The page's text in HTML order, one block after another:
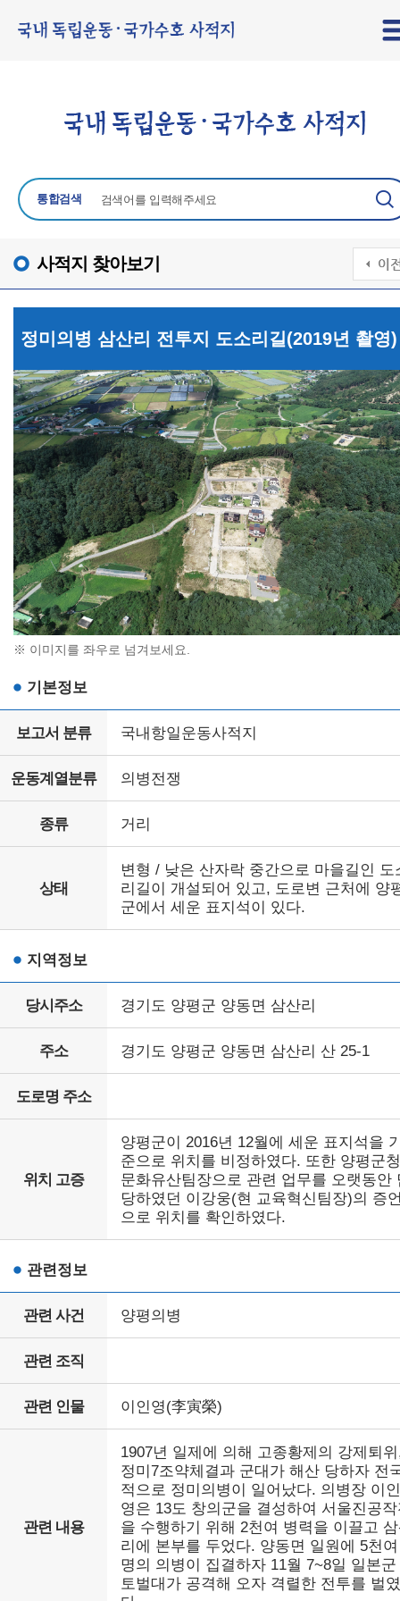
통합검색
사적지 찾아보기
정미의병 삼산리 전투지 도소리길(2019년 촬영)
※ 이미지를 좌우로 넘겨보세요.
기본정보
보고서 분류 국내항일운동사적지
운동계열분류 의병전쟁
종류 거리
상태
변형 / 낮은 산자락 중간으로 마을길인 도
리길이 개설되어 있고, 도로변 근처에 양
군에서 세운 표지석이 있다.
지역정보
당시주소 경기도 양평군 양동면 삼산리
주소 경기도 양평군 양동면 삼산리 산 25-1
도로명 주소
위치 고증
양평군이 2016년 12월에 세운 표지석을
준으로 위치를 비정하였다. 또한 양평군청
문화유산팀장으로 관련 업무를 오랫동안
당하였던 이강웅(현 교육혁신팀장)의 증
으로 위치를 확인하였다.
관련정보
관련 사건 양평의병
관련 조직
관련 인물 이인영(李寅榮)
관련 내용
1907년 일제에 의해 고종황제의 강제퇴
정미7조약체결과 군대가 해산 당하자 전
적으로 정미의병이 일어났다. 의병장 이인
영은 13도 창의군을 결성하여 서울진공
을 수행하기 위해 2천여 병력을 이끌고
리에 본부를 두었다. 양동면 일원에 5천여
명의 의병이 집결하자 11월 7~8일 일본군
토벌대가 공격해 오자 격렬한 전투를 벌였